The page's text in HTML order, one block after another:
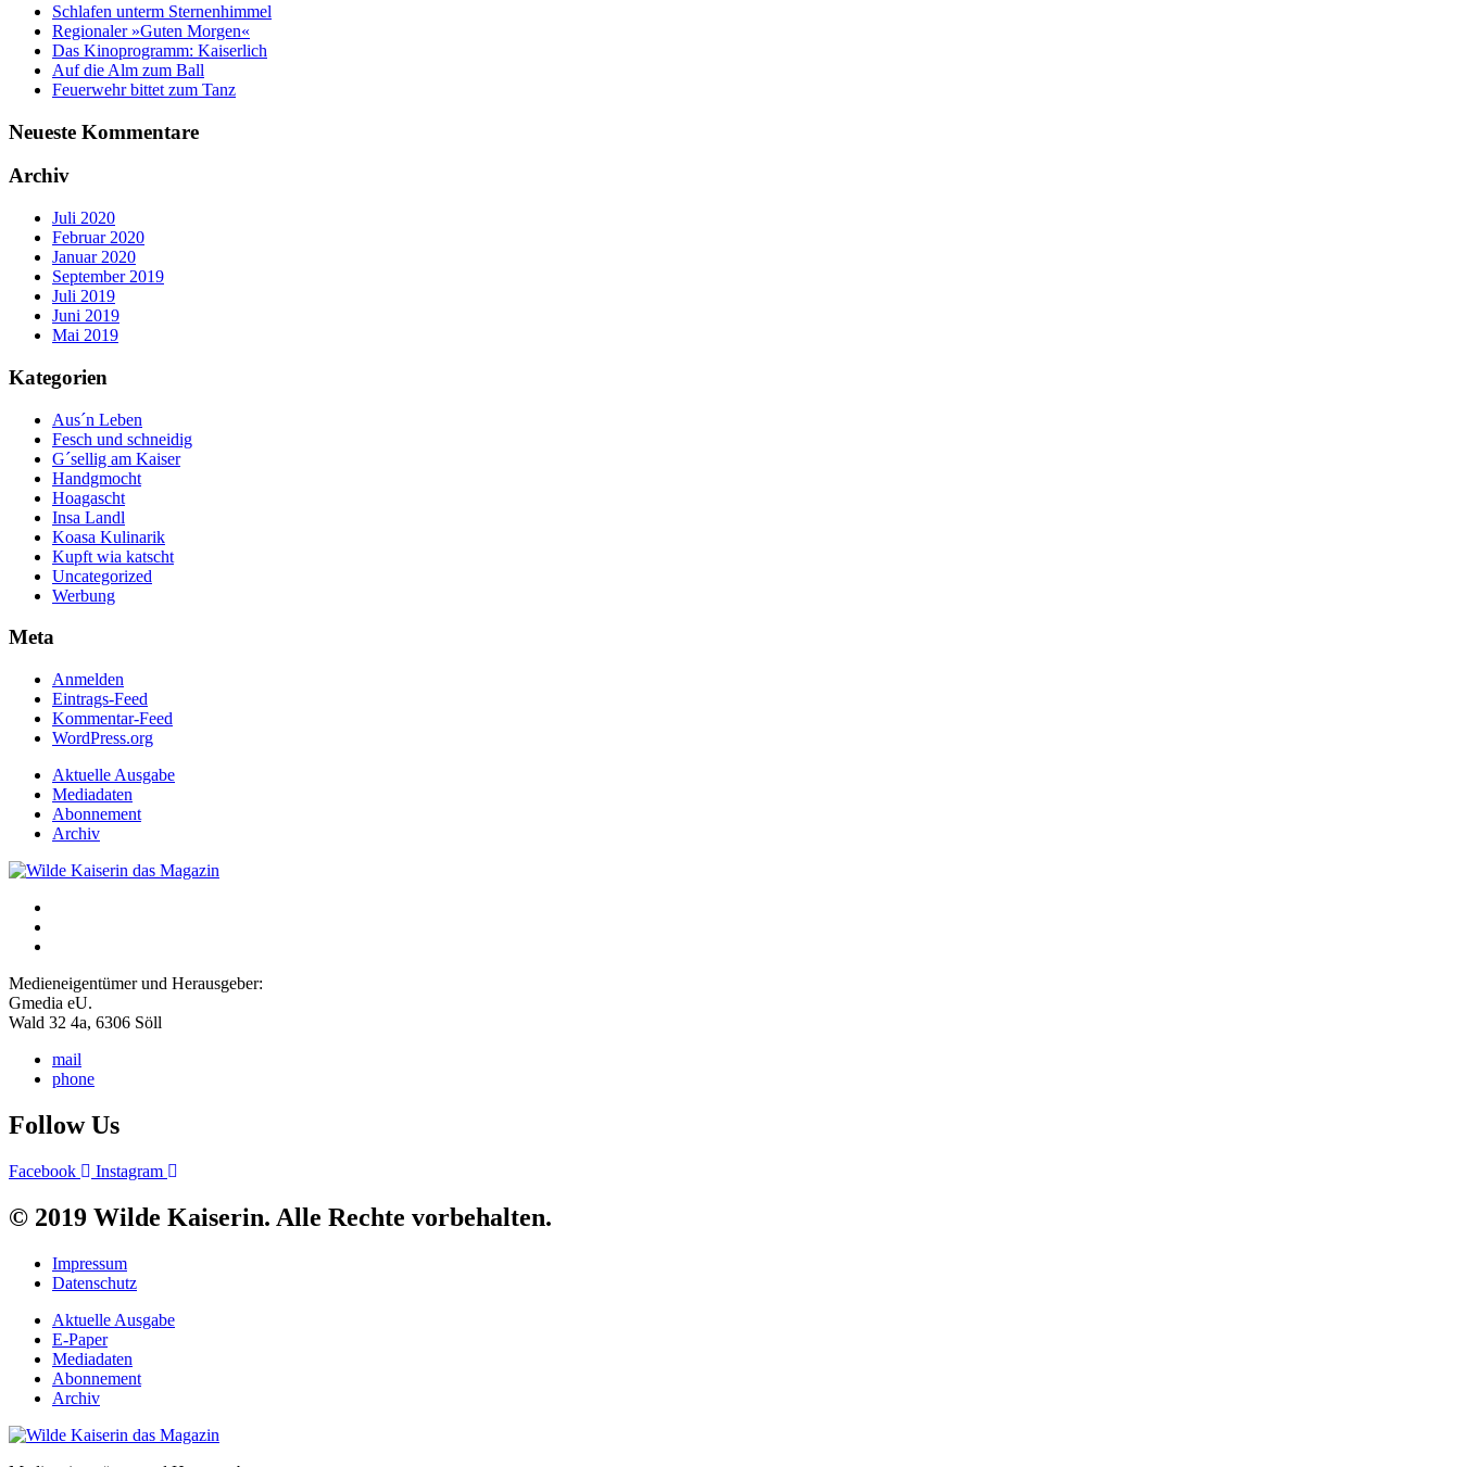
Schlafen unterm Sternenhimmel
Regionaler »Guten Morgen«
Das Kinoprogramm: Kaiserlich
Auf die Alm zum Ball
Feuerwehr bittet zum Tanz
Neueste Kommentare
Archiv
Juli 2020
Februar 2020
Januar 2020
September 2019
Juli 2019
Juni 2019
Mai 2019
Kategorien
Aus´n Leben
Fesch und schneidig
G´sellig am Kaiser
Handgmocht
Hoagascht
Insa Landl
Koasa Kulinarik
Kupft wia katscht
Uncategorized
Werbung
Meta
Anmelden
Eintrags-Feed
Kommentar-Feed
WordPress.org
Aktuelle Ausgabe
Mediadaten
Abonnement
Archiv
Medieneigentümer und Herausgeber:
Gmedia eU.
Wald 32 4a, 6306 Söll
mail
phone
Follow Us
Facebook Instagram
© 2019 Wilde Kaiserin. Alle Rechte vorbehalten.
Impressum
Datenschutz
Aktuelle Ausgabe
E-Paper
Mediadaten
Abonnement
Archiv